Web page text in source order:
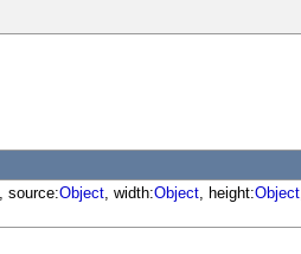
, source:Object , width:Object , height:Object